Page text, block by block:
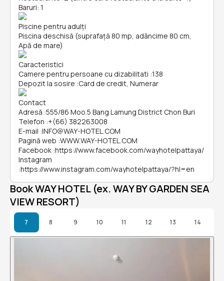
Baruri: 1
Piscine pentru adulți
Piscina deschisă (suprafață 80 mp, adâncime 80 cm,
Apă de mare)
Caracteristici
Camere pentru persoane cu dizabilitati :138
Depozit la sosire :Card de credit, Numerar
Contact
Adresă :555/86 Moo.5 Bang Lamung District Chon Buri
Telefon :+(66) 382263008
E-mail :INFO@WAY-HOTEL.COM
Pagină web :WWW.WAY-HOTEL.COM
Facebook :https://www.facebook.com/wayhotelpattaya/
Instagram
:https://www.instagram.com/wayhotelpattaya/?hl=en
Book WAY HOTEL (ex. WAY BY GARDEN SEA
VIEW RESORT)
7 8 9 10 11 12 13 14